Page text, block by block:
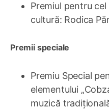
Premiul pentru
cultură: Rodica
Premii speciale
Premiu Special
elementului
muzică